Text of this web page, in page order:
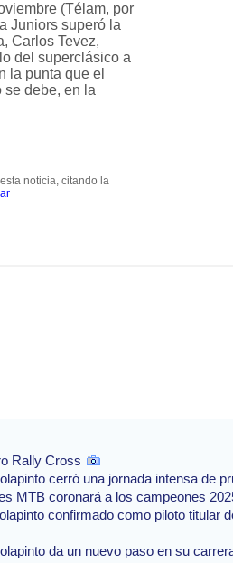
(Télam, por
Juniors superó la
Carlos Tevez,
del superclásico a
la punta que el
se debe, en la
noticia, citando la
Rally Cross
cerró una jornada intensa de
MTB coronará a los campeones
confirmado como piloto titular
da un nuevo paso en su